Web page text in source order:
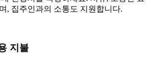
, 집주인과의 소통도 지원합니다.
지불